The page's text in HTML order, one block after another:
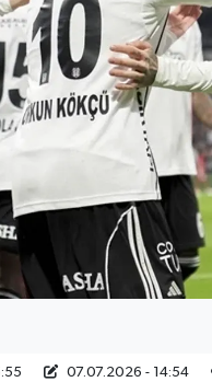
07.07.2026 - 14:54